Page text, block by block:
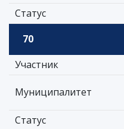
Статус
70
Участник
Муниципалитет
Статус